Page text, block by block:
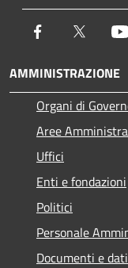
Facebook Twitter
AMMINISTRAZIONE
Organi di
Aree
Uffici
Enti e fondazioni
Politici
Personale
Documenti e dati